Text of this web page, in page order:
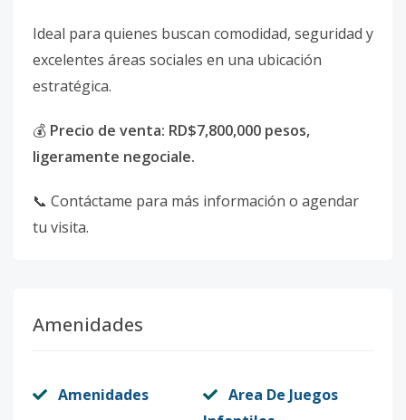
Ideal para quienes buscan comodidad, seguridad y
excelentes áreas sociales en una ubicación
estratégica.
💰 Precio de venta: RD$7,800,000 pesos,
ligeramente negociale.
📞 Contáctame para más información o agendar
tu visita.
Amenidades
Amenidades
Area De Juegos